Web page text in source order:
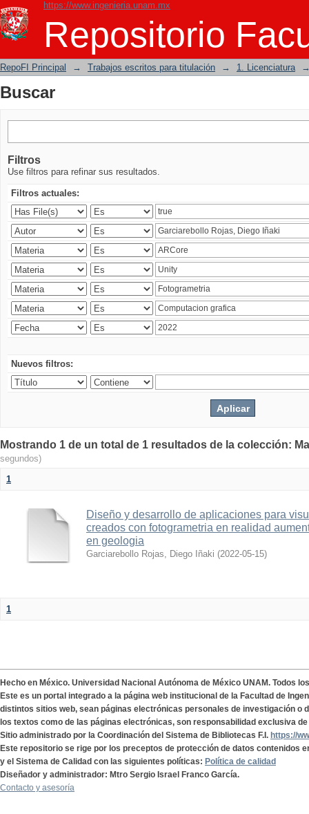
https://www.ingenieria.unam.mx
Repositorio
Buscar
RepoFI Principal → Trabajos escritos para titulación → 1. Licenciatura
Buscar
Filtros
Use filtros para refinar sus resultados.
Filtros actuales:
Nuevos filtros:
Mostrando 1 de un total de 1 resultados de la colección:
segundos)
1
Diseño y desarrollo de aplicaciones para
creados con fotogrametria en realidad
en geologia
Garciarebollo Rojas, Diego Iñaki (2022-05-15)
1
Hecho en México. Universidad Nacional Autónoma de México UNAM. Todos
Este es un portal integrado a la página web institucional de la Facultad de
distintos sitios web, sean páginas electrónicas personales de investigación o
los textos como de las páginas electrónicas, son responsabilidad exclusiva
Sitio administrado por la Coordinación del Sistema de Bibliotecas F.I. https://
Este repositorio se rige por los preceptos de protección de datos contenidos
y el Sistema de Calidad con las siguientes políticas: Política de calidad
Diseñador y administrador: Mtro Sergio Israel Franco García.
Contacto y asesoría